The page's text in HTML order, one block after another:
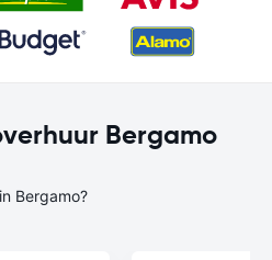
Bergamo
Bergamo?